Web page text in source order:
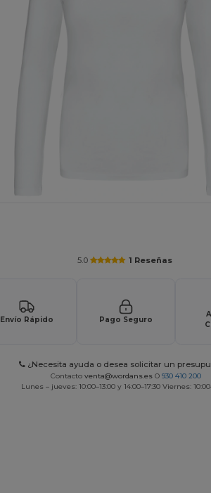
5.0 1 Reseñas
Envío Rápido Pago Seguro
¿Necesita ayuda o desea solicitar un
Contacto venta@wordans.es O 930 410 200
Lunes – jueves: 10:00–13:00 y 14:00–17:30 Viernes: